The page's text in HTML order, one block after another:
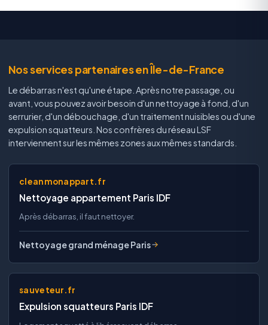
Nos services partenaires en Île-de-France
Le débarras n'est qu'une étape. Après notre passage, ou
avant, vous pouvez avoir besoin d'un nettoyage à fond, d'un
serrurier, d'un débouchage, d'un traitement nuisibles ou d'une
expulsion squatteurs. Nos confrères du réseau LSF
interviennent sur les mêmes zones aux mêmes standards.
cleanmonappart.fr
Nettoyage appartement Paris IDF
Après débarras, il faut nettoyer.
Nettoyage grand ménage Paris
sauveteur.fr
Expulsion squatteurs Paris IDF